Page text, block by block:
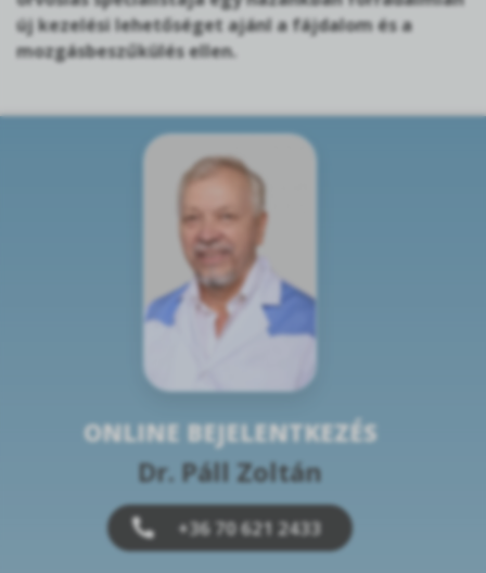
új kezelési lehetőséget ajánl a fájdalom és a
mozgásbeszűkülés ellen.
ONLINE BEJELENTKEZÉS
Dr. Páll Zoltán
+36 70 621 2433